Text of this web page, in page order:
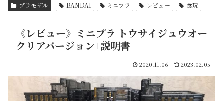
プラモデル BANDAI ミニプラ レビュー 食玩
《レビュー》ミニプラ トウサイジュウオー
クリアバージョン+説明書
2020.11.06 2023.02.05